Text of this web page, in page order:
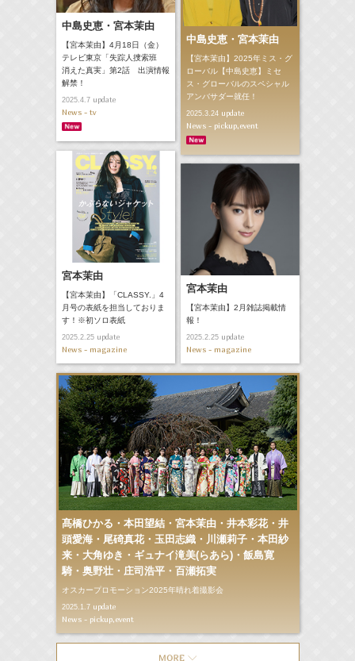
中島史恵・宮本茉由
【宮本茉由】4月18日（金）
テレビ東京「失踪人捜索班
消えた真実」第2話 出演情報
解禁！
2025.4.7update
News - tv
中島史恵・宮本茉由
【宮本茉由】2025年ミス・グ
ローバル【中島史恵】ミセ
ス・グローバルのスペシャル
アンバサダー就任！
2025.3.24update
News - pickup,event
宮本茉由
【宮本茉由】「CLASSY.」4
月号の表紙を担当しておりま
す！※初ソロ表紙
2025.2.25update
News - magazine
宮本茉由
【宮本茉由】2月雑誌掲載情
報！
2025.2.25update
News - magazine
髙橋ひかる・本田望結・宮本茉由・井本彩花・井
頭愛海・尾碕真花・玉田志織・川瀬莉子・本田紗
来・大角ゆき・ギュナイ滝美(らあら)・飯島寛
騎・奥野壮・庄司浩平・百瀬拓実
オスカープロモーション2025年晴れ着撮影会
2025.1.7update
News - pickup,event